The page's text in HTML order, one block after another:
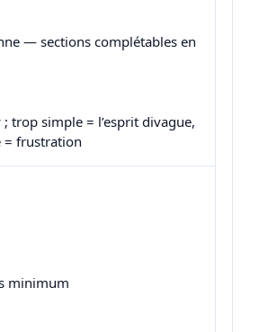
— sections complétables en
trop simple = l’esprit divague,
= frustration
minimum